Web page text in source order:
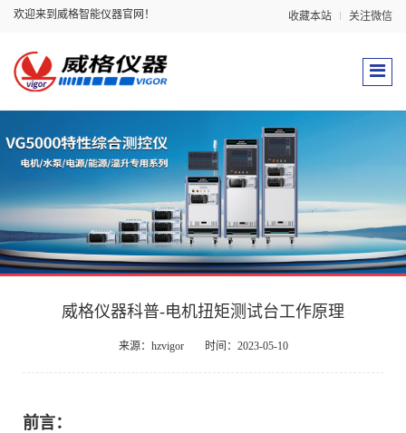
欢迎来到威格智能仪器官网！ 收藏本站 关注微信
威格仪器科普-电机扭矩测试台工作原理
来源：hzvigor 时间：2023-05-10
前言：